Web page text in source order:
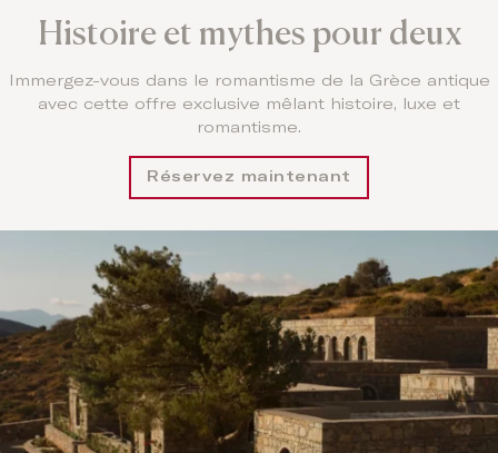
Histoire et mythes pour deux
Immergez-vous dans le romantisme de la Grèce antique
avec cette offre exclusive mêlant histoire, luxe et
romantisme.
Réservez maintenant